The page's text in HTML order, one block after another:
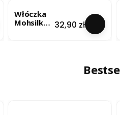
Włóczka
Mohsilko – Cena
32,90 zł